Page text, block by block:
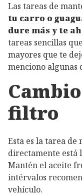
Las tareas de
tu carro o
dure más y te
tareas sencillas
mayores que te
menciono algunas
filtro
Esta es la tarea
directamente está
Mantén el aceite
intérvalos
vehículo.